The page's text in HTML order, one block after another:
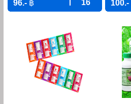
96.- ฿ 16 100.-